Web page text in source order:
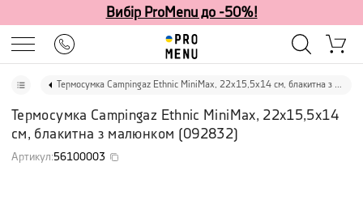
Вибір ProMenu до -50%!
Термосумка Campingaz Ethnic MiniMax, 22х15,5х14 см, блакитна з малюнком
Термосумка Campingaz Ethnic MiniMax, 22х15,5х14
см, блакитна з малюнком (092832)
Артикул:56100003